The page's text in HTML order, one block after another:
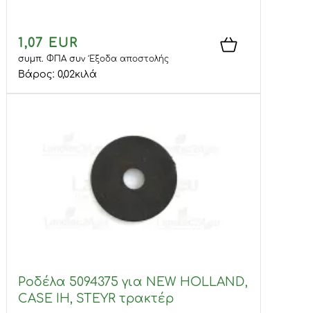
1,07 EUR
συμπ. ΦΠΑσυνΈξοδα αποστολής
Βάρος: 0,02κιλά
Ροδέλα 5094375 για NEW HOLLAND,
CASE IH, STEYR τρακτέρ